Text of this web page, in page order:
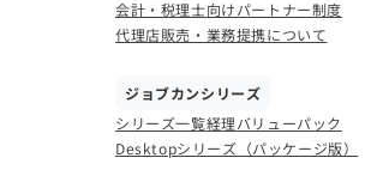
会計・税理士向けパートナー制度
代理店販売・業務提携について
ジョブカンシリーズ
シリーズ一覧経理バリューパック
Desktopシリーズ（パッケージ版）